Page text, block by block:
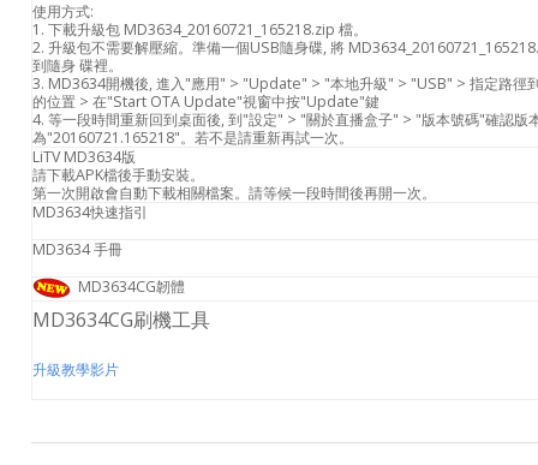
使用方式:
1. 下載升級包 MD3634_20160721_165218.zip 檔。
2. 升級包不需要解壓縮。準備一個USB隨身碟, 將
到隨身 碟裡。
3. MD3634開機後, 進入"應用" > "Update" > "本地升級" > "USB" > 指定路徑
的位置 > 在"Start OTA Update"視窗中按"Update"鍵
4. 等一段時間重新回到桌面後, 到"設定" > "關於直播盒子" > "版本號碼"確認版
為"20160721.165218"。若不是請重新再試一次。
LiTV MD3634版
請下載APK檔後手動安裝。
第一次開啟會自動下載相關檔案。請等候一段時間後再開一次。
MD3634快速指引
MD3634 手冊
MD3634CG韌體
MD3634CG刷機工具
升級教學影片